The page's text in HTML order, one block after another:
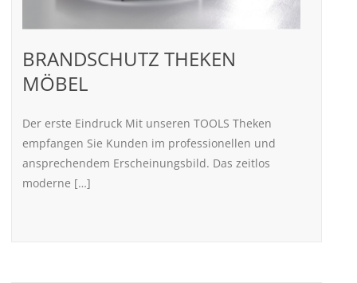
BRANDSCHUTZ THEKEN
MÖBEL
Der erste Eindruck Mit unseren TOOLS Theken
empfangen Sie Kunden im professionellen und
ansprechendem Erscheinungsbild. Das zeitlos
moderne […]